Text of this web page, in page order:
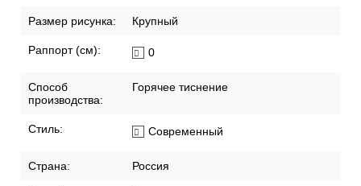
Размер рисунка: Крупный
Раппорт (см): 0
Способ
производства:
Горячее тиснение
Стиль: Современный
Страна: Россия